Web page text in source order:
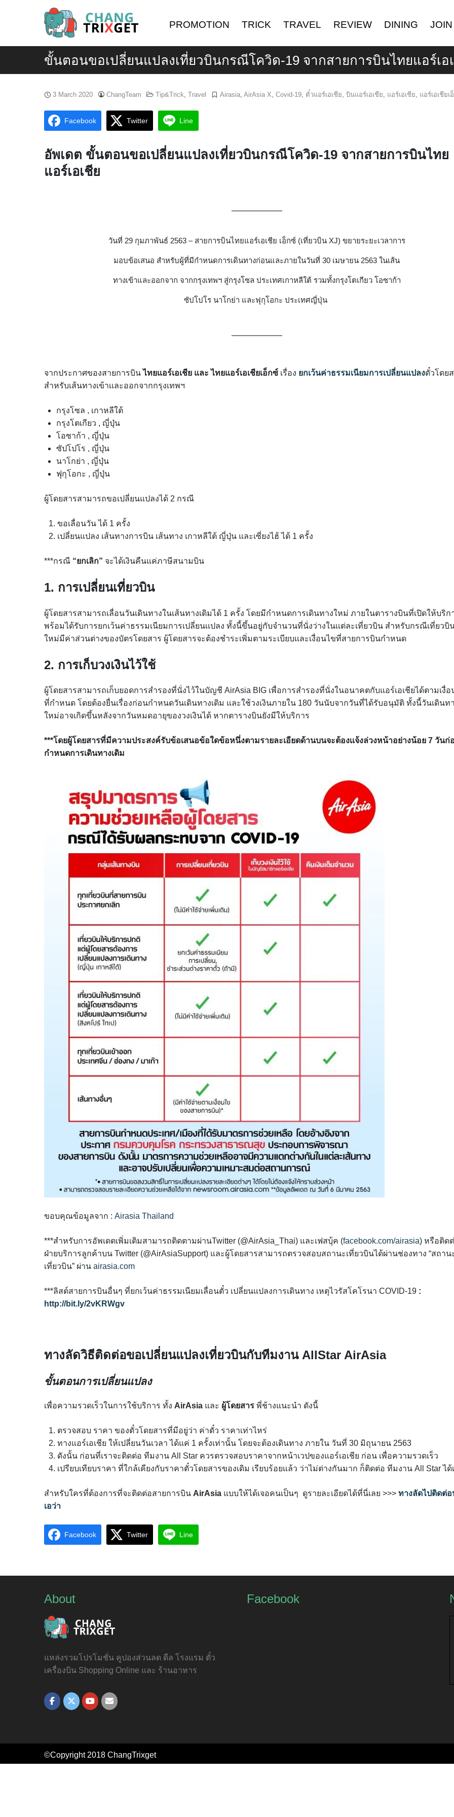
PROMOTION TRICK TRAVEL REVIEW DINING
ขั้นตอนขอเปลี่ยนแปลงเที่ยวบินกรณีโควิด-19 จากสายการบินไทยแอร์เอ
3 March 2020 ChangTeam Tip&Trick, Travel Airasia, AirAsia X, Covid-19, ตั๋วแอร์เอเชีย, บินแอร์เอเชีย, แอร์เอเชีย, แอร์เอเชียเ
Facebook Twitter Line
อัพเดต ขั้นตอนขอเปลี่ยนแปลงเที่ยวบินกรณีโควิด-19 จากสายการบินไทย
แอร์เอเชีย
วันที่ 29 กุมภาพันธ์ 2563 – สายการบินไทยแอร์เอเชีย เอ็กซ์ (เที่ยวบิน XJ) ขยายระยะเวลาการ
มอบข้อเสนอ สำหรับผู้ที่มีกำหนดการเดินทางก่อนและภายในวันที่ 30 เมษายน 2563 ในเส้น
ทางเข้าและออกจาก จากกรุงเทพฯ สู่กรุงโซล ประเทศเกาหลีใต้ รวมทั้งกรุงโตเกียว โอซาก้า
ซัปโปโร นาโกย่า และฟุกุโอกะ ประเทศญี่ปุ่น
จากประกาศของสายการบินไทยแอร์เอเชีย และ ไทยแอร์เอเชียเอ็กซ์ เรื่อง ยกเว้นค่าธรรมเนียมการเปลี่ยนแปลงตั๋วโดย
สำหรับเส้นทางเข้าเเละออกจากกรุงเทพฯ
กรุงโซล , เกาหลีใต้
กรุงโตเกียว , ญี่ปุ่น
โอซาก้า , ญี่ปุ่น
ซัปโปโร , ญี่ปุ่น
นาโกย่า , ญี่ปุ่น
ฟุกุโอกะ , ญี่ปุ่น
ผู้โดยสารสามารถขอเปลี่ยนแปลงได้ 2 กรณี
ขอเลื่อนวัน ได้ 1 ครั้ง
เปลี่ยนแปลง เส้นทางการบิน เส้นทาง เกาหลีใต้ ญี่ปุ่น และเซี่ยงไฮ้ ได้ 1 ครั้ง
***กรณี “ยกเลิก” จะได้เงินคืนแค่ภาษีสนามบิน
1. การเปลี่ยนเที่ยวบิน
ผู้โดยสารสามารถเลื่อนวันเดินทางในเส้นทางเดิมได้ 1 ครั้ง โดยมีกำหนดการเดินทางใหม่ ภายในตารางบินที่เปิดให้บริก
พร้อมได้รับการยกเว้นค่าธรรมเนียมการเปลี่ยนเเปลง ทั้งนี้ขึ้นอยู่กับจำนวนที่นั่งว่างในเเต่ละเที่ยวบิน สำหรับกรณีเที่ยวบิ
ใหม่มีค่าส่วนต่างของบัตรโดยสาร ผู้โดยสารจะต้องชำระเพิ่มตามระเบียบเเละเงื่อนไขที่สายการบินกำหนด
2. การเก็บวงเงินไว้ใช้
ผู้โดยสารสามารถเก็บยอดการสำรองที่นั่งไว้ในบัญชี AirAsia BIG เพื่อการสำรองที่นั่งในอนาคตกับแอร์เอเชียได้ตามเงื่อ
ที่กำหนด โดยต้องยื่นเรื่องก่อนกำหนดวันเดินทางเดิม และใช้วงเงินภายใน 180 วันนับจากวันที่ได้รับอนุมัติ ทั้งนี้วันเดินท
ใหม่อาจเกิดขึ้นหลังจากวันหมดอายุของวงเงินได้ หากตารางบินยังมีให้บริการ
***โดยผู้โดยสารที่มีความประสงค์รับข้อเสนอข้อใดข้อหนึ่งตามรายละเอียดด้านบนจะต้องเเจ้งล่วงหน้าอย่างน้อย 7 วันก่
กำหนดการเดินทางเดิม
ขอบคุณข้อมูลจาก : Airasia Thailand
***สำหรับการอัพเดตเพิ่มเติมสามารถติดตามผ่านTwitter (@AirAsia_Thai) และเฟสบุ้ค (facebook.com/airasia) หรือติด
ฝ่ายบริการลูกค้าบน Twitter (@AirAsiaSupport) และผู้โดยสารสามารถตรวจสอบสถานะเที่ยวบินได้ผ่านช่องทาง “สถาน
เที่ยวบิน” ผ่าน airasia.com
***ลิสต์สายการบินอื่นๆ ที่ยกเว้นค่าธรรมเนียมเลื่อนตั๋ว เปลี่ยนแปลงการเดินทาง เหตุไวรัสโคโรนา COVID-19 :
http://bit.ly/2vKRWgv
ทางลัดวิธีติดต่อขอเปลี่ยนแปลงเที่ยวบินกับทีมงาน AllStar AirAsia
ขั้นตอนการเปลี่ยนแปลง
เพื่อความรวดเร็วในการใช้บริการ ทั้ง AirAsia และ ผู้โดยสาร พี่ช้างแนะนำ ดังนี้
ตรวจสอบ ราคา ของตั๋วโดยสารที่มีอยู่ว่า ค่าตั๋ว ราคาเท่าไหร่
ทางแอร์เอเชีย ให้เปลี่ยนวันเวลา ได้แค่ 1 ครั้งเท่านั้น โดยจะต้องเดินทาง ภายใน วันที่ 30 มิถุนายน 2563
ดังนั้น ก่อนที่เราจะติดต่อ ทีมงาน All Star ควรตรวจสอบราคาจากหน้าเวปของแอร์เอเชีย ก่อน เพื่อความรวดเร็ว
เปรียบเทียบราคา ที่ใกล้เคียงกับราคาตั๋วโดยสารของเดิม เรียบร้อยแล้ว ว่าไม่ต่างกันมาก ก็ติดต่อ ทีมงาน All Star ได้
สำหรับใครที่ต้องการที่จะติดต่อสายการบิน AirAsia แบบให้ได้เจอคนเป็นๆ ดูรายละเอียดได้ที่นี่เลย >>> ทางลัดไปติดต่อ
เอว่า
Facebook Twitter Line
About
แหล่งรวมโปรโมชั่น คูปองส่วนลด ดีล โรงแรม ตั๋ว
เครื่องบิน Shopping Online และ ร้านอาหาร
Facebook
©Copyright 2018 ChangTrixget